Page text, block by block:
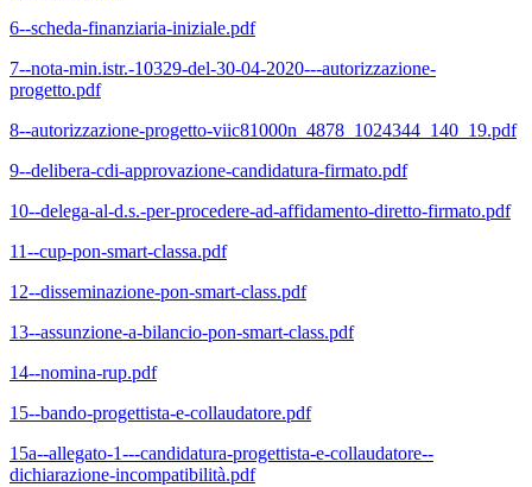
6--scheda-finanziaria-iniziale.pdf
7--nota-min.istr.-10329-del-30-04-2020---autorizzazione-
progetto.pdf
8--autorizzazione-progetto-viic81000n_4878_1024344_140_19.pdf
9--delibera-cdi-approvazione-candidatura-firmato.pdf
10--delega-al-d.s.-per-procedere-ad-affidamento-diretto-firmato.pdf
11--cup-pon-smart-classa.pdf
12--disseminazione-pon-smart-class.pdf
13--assunzione-a-bilancio-pon-smart-class.pdf
14--nomina-rup.pdf
15--bando-progettista-e-collaudatore.pdf
15a--allegato-1---candidatura-progettista-e-collaudatore--
dichiarazione-incompatibilità.pdf